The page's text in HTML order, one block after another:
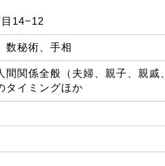
14−12
数秘術、手相
間関係全般（夫婦、親子、親戚
タイミングほか